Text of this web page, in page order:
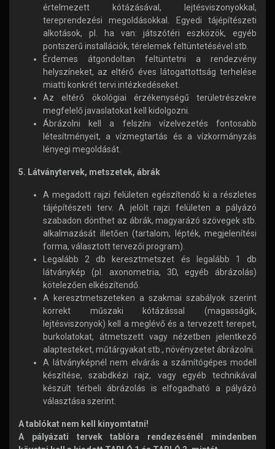
értelmezett kótázásával, lejtésviszonyokkal,
tereprendezési megoldásokkal. Egyedi tájépítészeti
alkotások, pl. ha van: játszótéri eszközök, egyéb
pontszerű installációk, térelemek feltüntetésével stb.
Érdemes átgondoltan feltüntetni a rendezvény
helyszíneket, az eltérő éves látogattottság terhelése
miatti konkrét tervi intézkedéseket.
Az eltérő ökológiai érzékenységű területrészekre
megfelelő javaslatokat kell kidolgozni.
Ábrázolni kell a felszíni vízelvezetés fontosabb
létesítményeit, a vízmegtartás és a vízkormányzás
lényegi megoldását.
5. Látványtervek, metszetek, ábrák
A megadott rajzi felületen egészítendő ki a részletes
tájépítészeti terv. A jelölt rajzi felületen a pályázó
szabadon dönthet az ábrák, magyarázó szövegek stb.
alkalmazását illetően (tartalom, lépték, megjelenítési
forma, választott tervezői program).
Legalább 2 db keresztmetszet és legalább 1 db
látványkép (pl. axonometria, 3D, egyéb ábrázolás)
kötelezően elkészítendő.
A keresztmetszeteken a szakmai szabályok szerint
korrekt műszaki kótázással (magasságik,
lejtésviszonyok) kell a meglévő és a tervezett terepet,
burkolatokat, átmetszett vagy nézetben jelentkező
alaptesteket, műtárgyakat stb., növényzetet ábrázolni.
A látványképnél nem elvárás a számítógépes modell
készítése, szabdkézi rajz, vagy egyéb technikával
készült térbeli ábrázolás is elfogadható a pályázó
választása szerint.
A tablókat nem kell kinyomtatni!
A pályázati tervek tablóra rendezésénél mindenben